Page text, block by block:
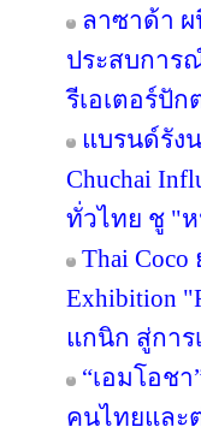
ลาซาด้า ผ
ประสบการ
รีเอเตอร์ปั
แบรนด์รัง
Chuchai
ทั่วไทย ชู "
Thai Coco
Exhibition
แกนิก สู่การ
“เอมโอช
คนไทยและ